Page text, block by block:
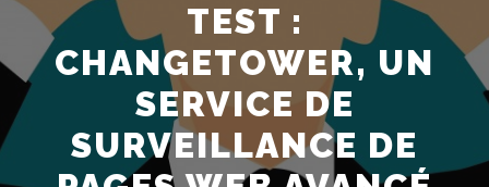
TEST :
CHANGETOWER, UN
SERVICE DE
SURVEILLANCE DE